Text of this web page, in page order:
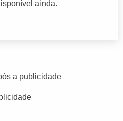
ainda.
a publicidade